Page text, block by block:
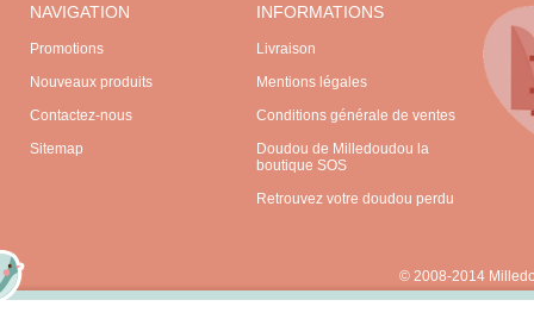
NAVIGATION
Promotions
Nouveaux produits
Contactez-nous
Sitemap
INFORMATIONS
Livraison
Mentions légales
Conditions générale de ventes
Doudou de Milledoudou la
boutique SOS
Retrouvez votre doudou perdu
© 2008-2014